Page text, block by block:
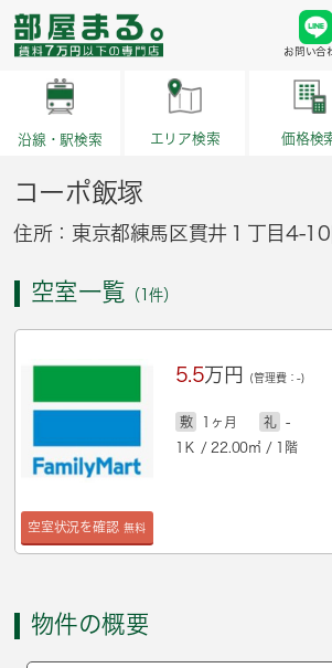
お問い合
沿線・駅検索 エリア検索 価格検
コーポ飯塚
住所：東京都練馬区貫井１丁目4-
空室一覧 （1件）
空室状況を確認 無料
5.5万円 (管理費：-)
敷 1ヶ月 礼
-
1Ｋ / 22.00㎡ / 1階
物件の概要